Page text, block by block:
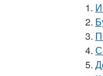
1.
2.
3.
4.
5.